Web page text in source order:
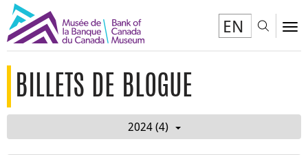
EN
BILLETS DE BLOGUE
2024 (4)